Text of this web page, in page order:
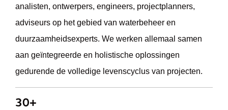
analisten, ontwerpers, engineers, projectplanners,
adviseurs op het gebied van waterbeheer en
duurzaamheidsexperts. We werken allemaal samen
aan geïntegreerde en holistische oplossingen
gedurende de volledige levenscyclus van projecten.
30+